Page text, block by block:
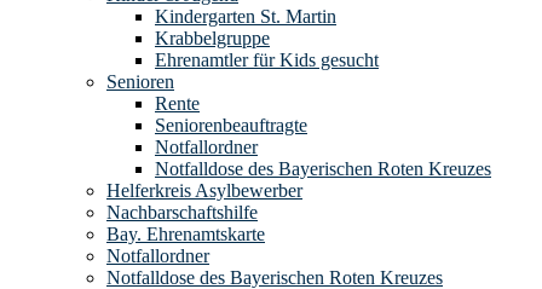
Kindergarten St. Martin
Krabbelgruppe
Ehrenamtler für Kids gesucht
Senioren
Rente
Seniorenbeauftragte
Notfallordner
Notfalldose des Bayerischen Roten Kreuzes
Helferkreis Asylbewerber
Nachbarschaftshilfe
Bay. Ehrenamtskarte
Notfallordner
Notfalldose des Bayerischen Roten Kreuzes